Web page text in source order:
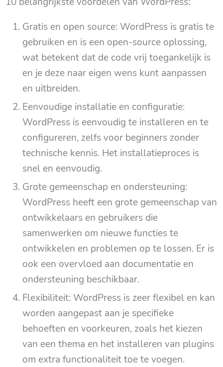
Gratis en open source: WordPress is gratis te
gebruiken en is een open-source oplossing,
wat betekent dat de code vrij toegankelijk is
en je deze naar eigen wens kunt aanpassen
en uitbreiden.
Eenvoudige installatie en configuratie:
WordPress is eenvoudig te installeren en te
configureren, zelfs voor beginners zonder
technische kennis. Het installatieproces is
snel en eenvoudig.
Grote gemeenschap en ondersteuning:
WordPress heeft een grote gemeenschap van
ontwikkelaars en gebruikers die
samenwerken om nieuwe functies te
ontwikkelen en problemen op te lossen. Er is
ook een overvloed aan documentatie en
ondersteuning beschikbaar.
Flexibiliteit: WordPress is zeer flexibel en kan
worden aangepast aan je specifieke
behoeften en voorkeuren, zoals het kiezen
van een thema en het installeren van plugins
om extra functionaliteit toe te voegen.